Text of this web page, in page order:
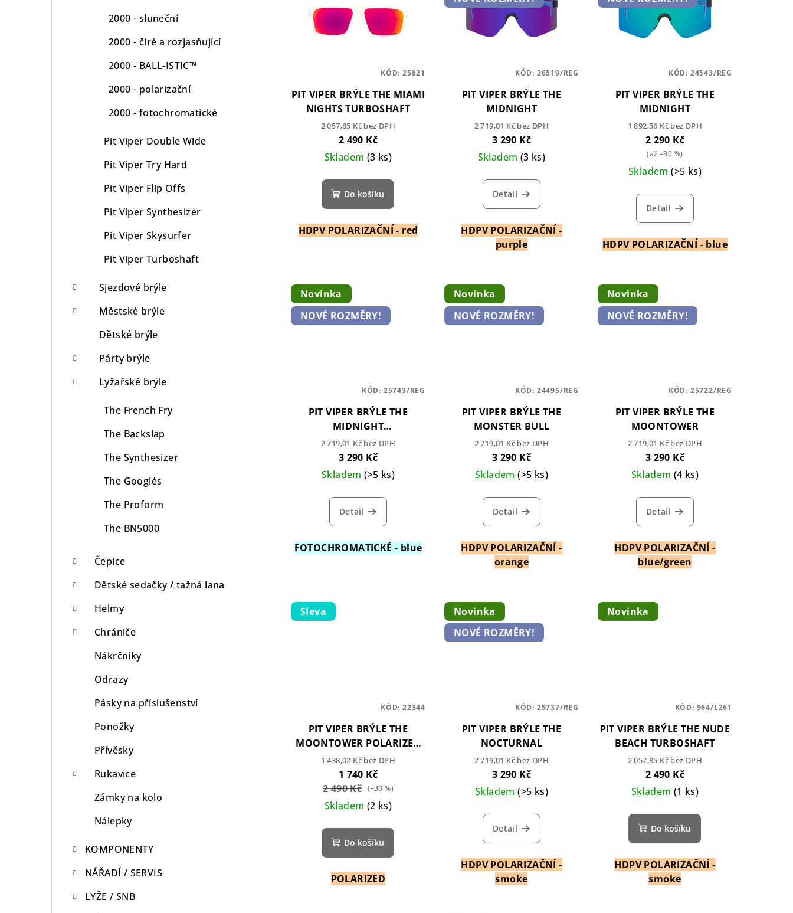
2000 - sluneční
2000 - čiré a rozjasňující
2000 - BALL-ISTIC™
2000 - polarizační
2000 - fotochromatické
Pit Viper Double Wide
Pit Viper Try Hard
Pit Viper Flip Offs
Pit Viper Synthesizer
Pit Viper Skysurfer
Pit Viper Turboshaft
Sjezdové brýle
Městské brýle
Dětské brýle
Párty brýle
Lyžařské brýle
The French Fry
The Backslap
The Synthesizer
The Googlés
The Proform
The BN5000
Čepice
Dětské sedačky / tažná lana
Helmy
Chrániče
Nákrčníky
Odrazy
Pásky na příslušenství
Ponožky
Přívěsky
Rukavice
Zámky na kolo
Nálepky
KOMPONENTY
NÁŘADÍ / SERVIS
LYŽE / SNB
k
r
ů
PIT VIPER BRÝLE THE MIAMI
NIGHTS TURBOSHAFT
2 057,85 Kč bez DPH
2 490 Kč
Skladem (3 ks)
Do košíku
HDPV POLARIZAČNÍ - red
KÓD: 25821
PIT VIPER BRÝLE THE
MIDNIGHT
2 719,01 Kč bez DPH
3 290 Kč
Skladem (3 ks)
Detail
HDPV POLARIZAČNÍ -
purple
KÓD: 26519/REG
PIT VIPER BRÝLE THE
MIDNIGHT
1 892,56 Kč bez DPH
2 290 Kč
(až –30 %)
Skladem(>5 ks)
Detail
HDPV POLARIZAČNÍ - blue
KÓD: 24543/REG
Novinka
NOVÉ ROZMĚRY!
PIT VIPER BRÝLE THE
MIDNIGHT
PHOTOCHROMATIC
2 719,01 Kč bez DPH
3 290 Kč
Skladem(>5 ks)
Detail
FOTOCHROMATICKÉ - blue
KÓD: 25743/REG
Novinka
NOVÉ ROZMĚRY!
PIT VIPER BRÝLE THE
MONSTER BULL
2 719,01 Kč bez DPH
3 290 Kč
Skladem(>5 ks)
Detail
HDPV POLARIZAČNÍ -
orange
KÓD: 24495/REG
Novinka
NOVÉ ROZMĚRY!
PIT VIPER BRÝLE THE
MOONTOWER
2 719,01 Kč bez DPH
3 290 Kč
Skladem (4 ks)
Detail
HDPV POLARIZAČNÍ -
blue/green
KÓD: 25722/REG
Sleva
PIT VIPER BRÝLE THE
MOONTOWER POLARIZED
DOUBLE WIDE
1 438,02 Kč bez DPH
1 740 Kč
2 490 Kč (–30 %)
Skladem (2 ks)
Do košíku
POLARIZED
KÓD: 22344
Novinka
NOVÉ ROZMĚRY!
PIT VIPER BRÝLE THE
NOCTURNAL
2 719,01 Kč bez DPH
3 290 Kč
Skladem(>5 ks)
Detail
HDPV POLARIZAČNÍ -
smoke
KÓD: 25737/REG
Novinka
PIT VIPER BRÝLE THE NUDE
BEACH TURBOSHAFT
2 057,85 Kč bez DPH
2 490 Kč
Skladem (1 ks)
Do košíku
HDPV POLARIZAČNÍ -
smoke
KÓD: 964/L261